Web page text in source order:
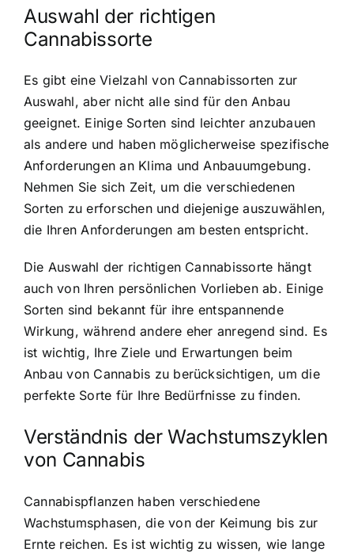
Auswahl der richtigen
Cannabissorte
Es gibt eine Vielzahl von Cannabissorten zur
Auswahl, aber nicht alle sind für den Anbau
geeignet. Einige Sorten sind leichter anzubauen
als andere und haben möglicherweise spezifische
Anforderungen an Klima und Anbauumgebung.
Nehmen Sie sich Zeit, um die verschiedenen
Sorten zu erforschen und diejenige auszuwählen,
die Ihren Anforderungen am besten entspricht.
Die Auswahl der richtigen Cannabissorte hängt
auch von Ihren persönlichen Vorlieben ab. Einige
Sorten sind bekannt für ihre entspannende
Wirkung, während andere eher anregend sind. Es
ist wichtig, Ihre Ziele und Erwartungen beim
Anbau von Cannabis zu berücksichtigen, um die
perfekte Sorte für Ihre Bedürfnisse zu finden.
Verständnis der Wachstumszyklen
von Cannabis
Cannabispflanzen haben verschiedene
Wachstumsphasen, die von der Keimung bis zur
Ernte reichen. Es ist wichtig zu wissen, wie lange